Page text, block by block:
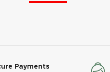
Payments